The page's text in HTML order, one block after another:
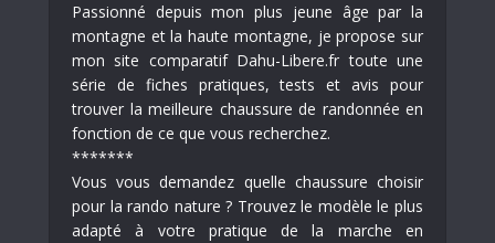
Passionné depuis mon plus jeune âge par la
montagne et la haute montagne, je propose sur
mon site comparatif Dahu-Libere.fr toute une
série de fiches pratiques, tests et avis pour
trouver la meilleure chaussure de randonnée en
fonction de ce que vous recherchez.
*******
Vous vous demandez quelle chaussure choisir
pour la rando nature ? Trouvez le modèle le plus
adapté à votre pratique de la marche en